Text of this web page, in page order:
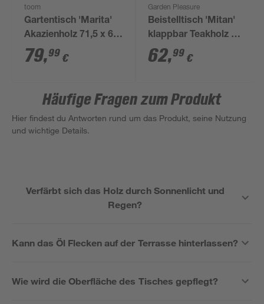
toom
Gartentisch 'Marita'
Akazienholz 71,5 x 65
x 75 cm
79,99 €
Garden Pleasure
Beistelltisch 'Mitan'
klappbar Teakholz Ø
50 x 51 cm
62,99 €
Häufige Fragen zum Produkt
Hier findest du Antworten rund um das Produkt, seine Nutzung
und wichtige Details.
Verfärbt sich das Holz durch Sonnenlicht und
Regen?
Kann das Öl Flecken auf der Terrasse hinterlassen?
Wie wird die Oberfläche des Tisches gepflegt?